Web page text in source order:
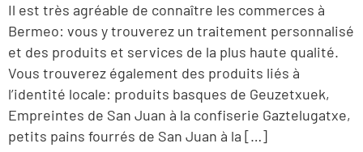
Il est très agréable de connaître les commerces à
Bermeo: vous y trouverez un traitement personnalisé
et des produits et services de la plus haute qualité.
Vous trouverez également des produits liés à
l’identité locale: produits basques de Geuzetxuek,
Empreintes de San Juan à la confiserie Gaztelugatxe,
petits pains fourrés de San Juan à la […]